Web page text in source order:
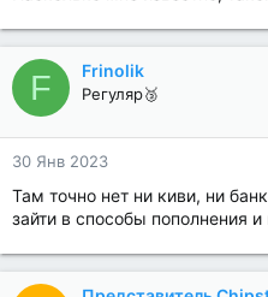
F Frinolik
Регуляр🥉
30 Янв 2023
Там точно нет ни киви, ни
зайти в способы пополнения